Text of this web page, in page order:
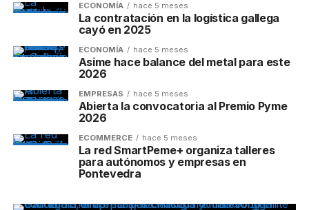
ECONOMÍA hace 5 meses
La contratación en la logística gallega
cayó en 2025
ECONOMÍA hace 5 meses
Asime hace balance del metal para este
2026
EMPRESAS hace 5 meses
Abierta la convocatoria al Premio Pyme
2026
ECOMMERCE hace 5 meses
La red SmartPeme+ organiza talleres
para autónomos y empresas en
Pontevedra